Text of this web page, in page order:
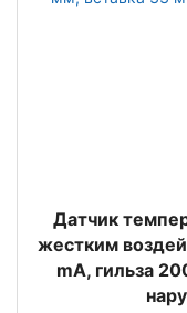
Датчик
жестким
mA, гильза